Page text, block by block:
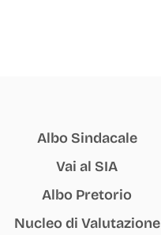
Albo Sindacale
Vai al SIA
Albo Pretorio
Nucleo di Valutazione